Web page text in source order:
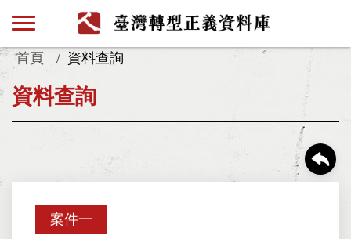
首頁 資料查詢
資料查詢
案件一